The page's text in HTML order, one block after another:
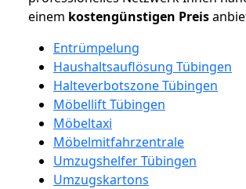
einem kostengünstigen Preis
Entrümpelung
Haushaltsauflösung Tübingen
Halteverbotszone Tübingen
Möbellift Tübingen
Möbeltaxi
Möbelmitfahrzentrale
Umzugshelfer Tübingen
Umzugskartons